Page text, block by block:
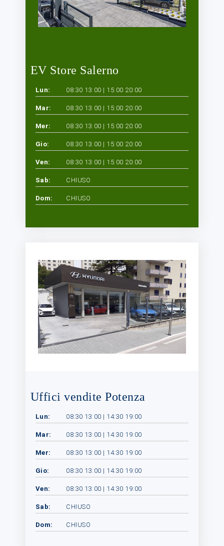
EV Store Salerno
Lun: 08:30 13:00 | 15:00 20:00
Mar: 08:30 13:00 | 15:00 20:00
Mer: 08:30 13:00 | 15:00 20:00
Gio: 08:30 13:00 | 15:00 20:00
Ven: 08:30 13:00 | 15:00 20:00
Sab: CHIUSO
Dom: CHIUSO
Uffici vendite Potenza
Lun: 08:30 13:00 | 14:30 19:00
Mar: 08:30 13:00 | 14:30 19:00
Mer: 08:30 13:00 | 14:30 19:00
Gio: 08:30 13:00 | 14:30 19:00
Ven: 08:30 13:00 | 14:30 19:00
Sab: CHIUSO
Dom: CHIUSO